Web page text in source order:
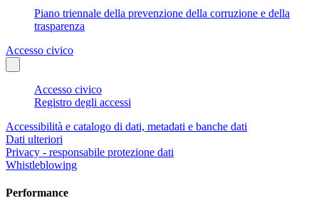
Piano triennale della prevenzione della corruzione e della
trasparenza
Accesso civico
Accesso civico
Registro degli accessi
Accessibilità e catalogo di dati, metadati e banche dati
Dati ulteriori
Privacy - responsabile protezione dati
Whistleblowing
Performance